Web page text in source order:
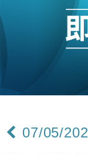
損失近
財經｜日
15:47
財經｜恒
財經｜韓
12:44
財經｜日
07/05/